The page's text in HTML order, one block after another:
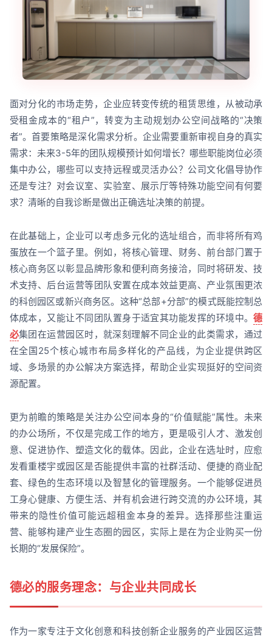
面对分化的市场走势，企业应转变传统的租赁思维，从被动承
受租金成本的“租户”，转变为主动规划办公空间战略的“决策
者”。首要策略是深化需求分析。企业需要重新审视自身的真实
需求：未来3-5年的团队规模预计如何增长？哪些职能岗位必须
集中办公，哪些可以支持远程或灵活办公？公司文化倡导协作
还是专注？对会议室、实验室、展示厅等特殊功能空间有何要
求？清晰的自我诊断是做出正确选址决策的前提。
在此基础上，企业可以考虑多元化的选址组合，而非将所有鸡
蛋放在一个篮子里。例如，将核心管理、财务、前台部门置于
核心商务区以彰显品牌形象和便利商务接洽，同时将研发、技
术支持、后台运营等团队安置在成本效益更高、产业氛围更浓
的科创园区或新兴商务区。这种“总部+分部”的模式既能控制总
体成本，又能让不同团队置身于适宜其功能发挥的环境中。德
必集团在运营园区时，就深刻理解不同企业的此类需求，通过
在全国25个核心城市布局多样化的产品线，为企业提供跨区
域、多场景的办公解决方案选择，帮助企业实现挺好的空间资
源配置。
更为前瞻的策略是关注办公空间本身的“价值赋能”属性。未来
的办公场所，不仅是完成工作的地方，更是吸引人才、激发创
意、促进协作、塑造文化的载体。因此，企业在选址时，应愈
发看重楼宇或园区是否能提供丰富的社群活动、便捷的商业配
套、绿色的生态环境以及智慧化的管理服务。一个能够促进员
工身心健康、方便生活、并有机会进行跨交流的办公环境，其
带来的隐性价值可能远超租金本身的差异。选择那些注重运
营、能够构建产业生态圈的园区，实际上是在为企业购买一份
长期的“发展保险”。
德必的服务理念：与企业共同成长
作为一家专注于文化创意和科技创新企业服务的产业园区运营